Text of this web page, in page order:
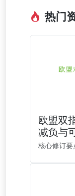
热门
欧盟双
减负与
核心修订